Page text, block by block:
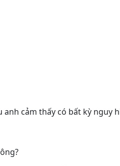
cảm thấy có bất kỳ nguy